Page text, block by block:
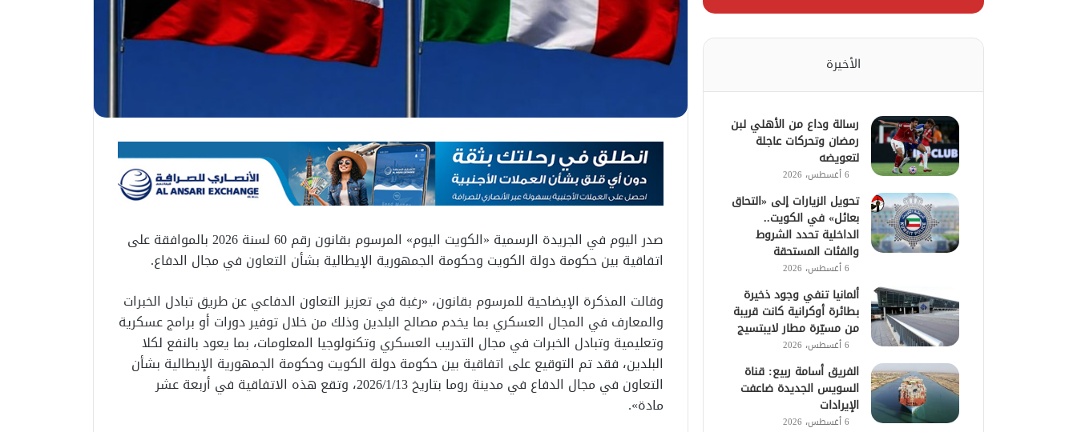
صدر اليوم في الجريدة الرسمية «الكويت اليوم» المرسوم بقانون رقم 60 لسنة 2026 بالموافقة على
اتفاقية بين حكومة دولة الكويت وحكومة الجمهورية الإيطالية بشأن التعاون في مجال الدفاع.
وقالت المذكرة الإيضاحية للمرسوم بقانون، «رغبة في تعزيز التعاون الدفاعي عن طريق تبادل الخبرات
والمعارف في المجال العسكري بما يخدم مصالح البلدين وذلك من خلال توفير دورات أو برامج عسكرية
وتعليمية وتبادل الخبرات في مجال التدريب العسكري وتكنولوجيا المعلومات، بما يعود بالنفع لكلا
البلدين، فقد تم التوقيع على اتفاقية بين حكومة دولة الكويت وحكومة الجمهورية الإيطالية بشأن
التعاون في مجال الدفاع في مدينة روما بتاريخ 2026/1/13، وتقع هذه الاتفاقية في أربعة عشر
مادة».
الأخيرة
رسالة وداع من الأهلي لبن
رمضان وتحركات عاجلة
لتعويضه
6 أغسطس، 2026
تحويل الزيارات إلى «التحاق
بعائل» في الكويت..
الداخلية تحدد الشروط
والفئات المستحقة
6 أغسطس، 2026
ألمانيا تنفي وجود ذخيرة
بطائرة أوكرانية كانت قريبة
من مسيّرة مطار لايبتسيج
6 أغسطس، 2026
الفريق أسامة ربيع: قناة
السويس الجديدة ضاعفت
الإيرادات
6 أغسطس، 2026